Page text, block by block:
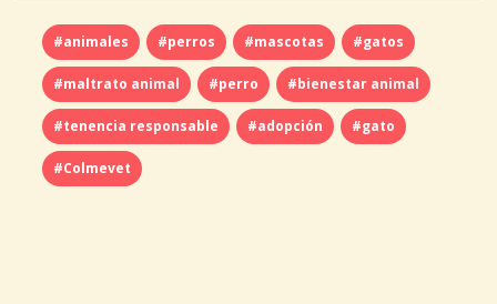
#animales #perros #mascotas #gatos
#maltrato animal #perro #bienestar animal
#tenencia responsable #adopción #gato
#Colmevet